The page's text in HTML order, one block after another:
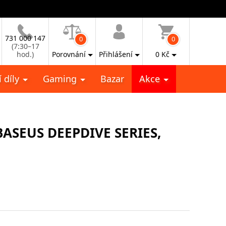
731 000 147
(7:30–17
hod.)
0
Porovnání Přihlášení
0
0 Kč
díly Gaming Bazar Akce
DEEPDIVE SERIES,